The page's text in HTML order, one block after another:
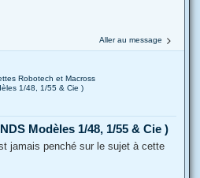
Aller au message
Robotech et Macross
1/48, 1/55 & Cie )
Modèles 1/48, 1/55 & Cie )
jamais penché sur le sujet à cette